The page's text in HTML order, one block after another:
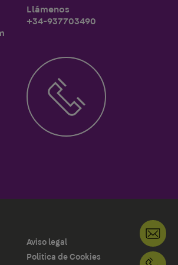
Llámenos
+34-937703490
Aviso legal
Politica de Cookies